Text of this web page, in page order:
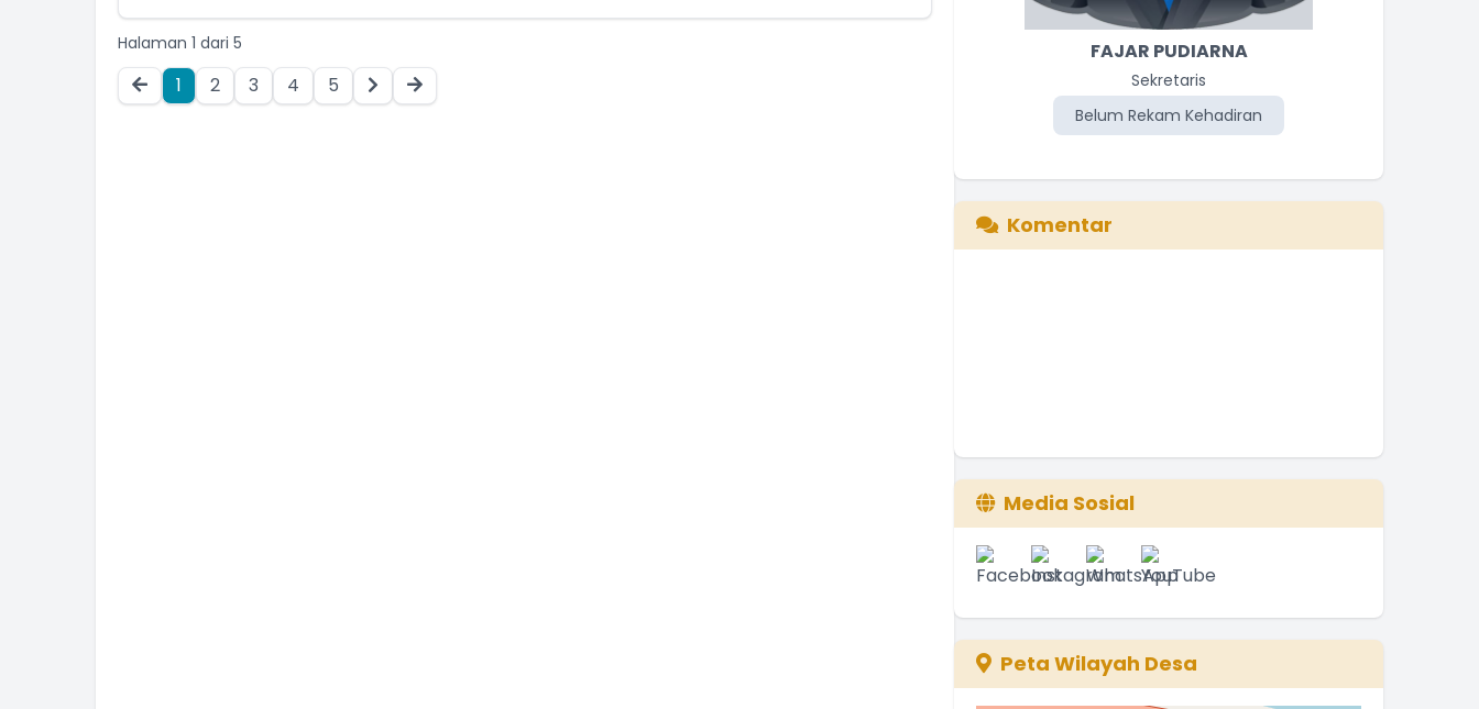
Halaman 1 dari 5
1 2 3 4 5
Kepala Desa
FAJAR PUDIARNA
Sekretaris
Belum Rekam Kehadiran
PURWOKO
Kepala Desa
Belum Rekam Kehadiran
Komentar
Media Sosial
Peta Wilayah Desa